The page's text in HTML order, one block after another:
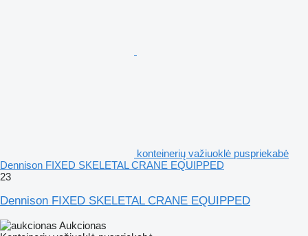
konteinerių važiuoklė puspriekabė
Dennison FIXED SKELETAL CRANE EQUIPPED
23
Dennison FIXED SKELETAL CRANE EQUIPPED
Aukcionas